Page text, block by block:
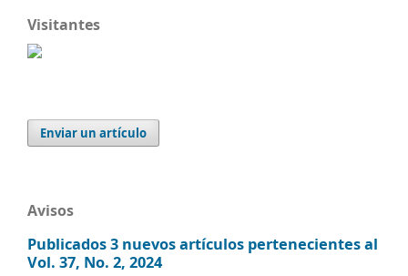
Visitantes
Enviar un artículo
Avisos
Publicados 3 nuevos artículos pertenecientes al
Vol. 37, No. 2, 2024